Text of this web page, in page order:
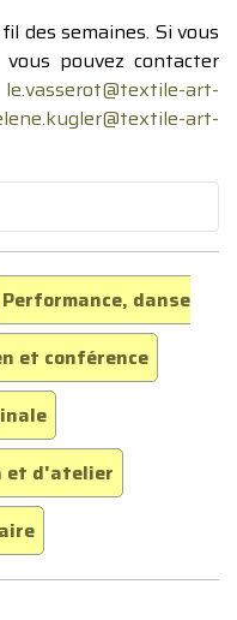
des semaines. Si vous
pouvez contacter
le.vasserot@textile-art-
art-
Performance, danse
et conférence
et d'atelier